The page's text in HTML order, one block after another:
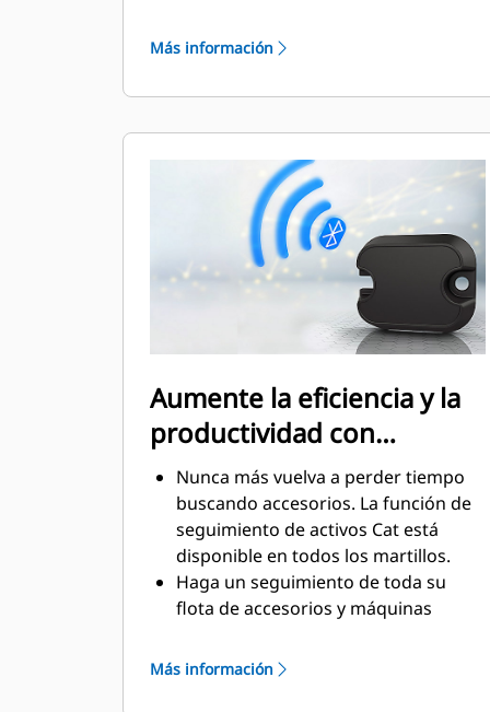
reduce las vibraciones de la máquina
La característica de silenciamiento
sensibles al ruido, como vecindarios
u hospitales, donde el sonido está
regulado.
Más información
Aumente la eficiencia y la
productividad con
tecnologías integradas
Nunca más vuelva a perder tiempo
buscando accesorios. La función de
seguimiento de activos Cat está
disponible en todos los martillos.
Haga un seguimiento de toda su
flota de accesorios y máquinas
con seguimiento de activos se
Más información